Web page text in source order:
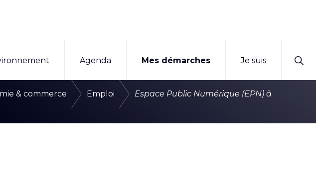
Agenda Mes démarches Je suis
& commerce Emploi Espace Public Numérique (EPN) à